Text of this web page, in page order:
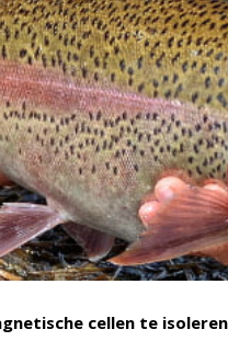
cellen te